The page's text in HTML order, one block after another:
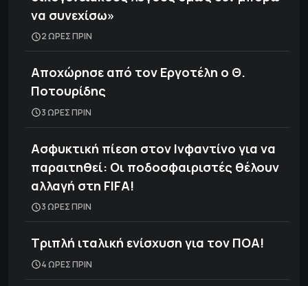
να συνεχίσω»
2 ΩΡΕΣ ΠΡΙΝ
Αποχώρησε από τον Εργοτέλη ο Θ.
Ποτουρίδης
3 ΩΡΕΣ ΠΡΙΝ
Ασφυκτική πίεση στον Ινφαντίνο για να
παραιτηθεί: Οι ποδοσφαιριστές θέλουν
αλλαγή στη FIFA!
3 ΩΡΕΣ ΠΡΙΝ
Τριπλή ιταλική ενίσχυση για τον ΠΟΑ!
4 ΩΡΕΣ ΠΡΙΝ